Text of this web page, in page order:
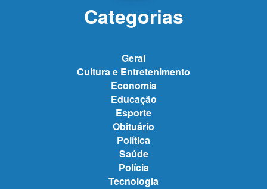
Categorias
Geral
Cultura e Entretenimento
Economia
Educação
Esporte
Obituário
Política
Saúde
Polícia
Tecnologia